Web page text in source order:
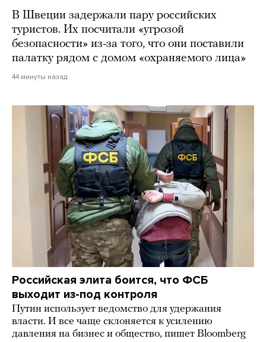
В Швеции задержали пару российских
туристов. Их посчитали «угрозой
безопасности» из-за того, что они поставили
палатку рядом с домом «охраняемого лица»
44 минуты назад
Российская элита боится, что ФСБ
выходит из-под контроля
Путин использует ведомство для удержания
власти. И все чаще склоняется к усилению
давления на бизнес и общество, пишет Bloomberg